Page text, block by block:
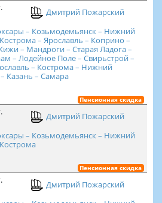
Дмитрий Пожарский
– Козьмодемьянск – Нижний
– Ярославль – Коприно –
– Мандроги – Старая Ладога –
– Лодейное Поле – Свирьстрой –
– Кострома – Нижний
Казань – Самара
Пенсионная скидка
Дмитрий Пожарский
– Козьмодемьянск – Нижний
Пенсионная скидка
Дмитрий Пожарский